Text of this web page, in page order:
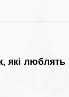
які люблять